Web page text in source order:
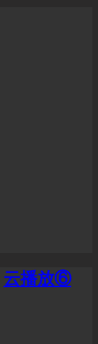
云播放⑥